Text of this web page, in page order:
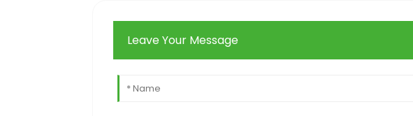
Leave Your Message